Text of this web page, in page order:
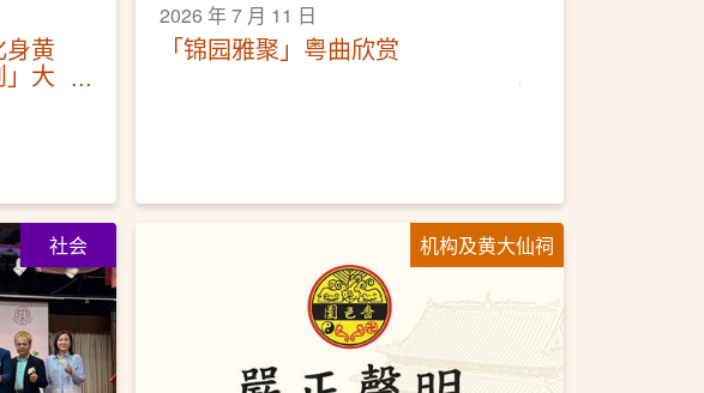
黄
大
2026 年 7 月 11 日
「锦园雅聚」粤曲欣赏
社会 机构及黄大仙祠